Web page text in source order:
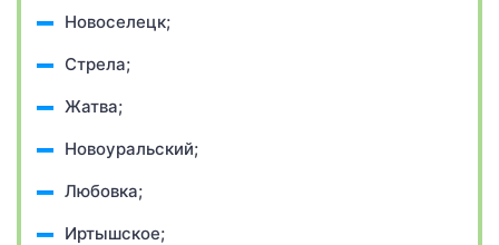
Новоселецк;
Стрела;
Жатва;
Новоуральский;
Любовка;
Иртышское;